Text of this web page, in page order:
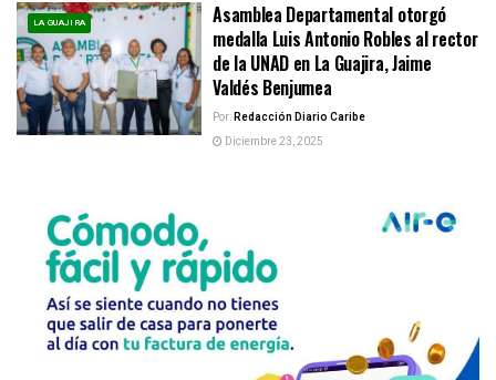
LA GUAJIRA
Asamblea Departamental otorgó
medalla Luis Antonio Robles al rector
de la UNAD en La Guajira, Jaime
Valdés Benjumea
Por:Redacción Diario Caribe
Diciembre 23, 2025